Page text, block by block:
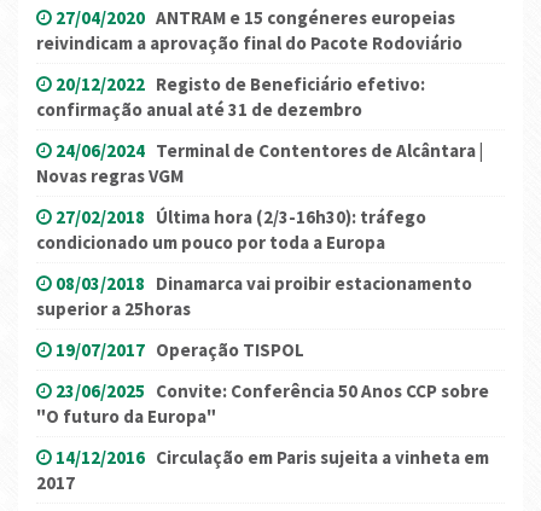
27/04/2020 ANTRAM e 15 congéneres europeias
reivindicam a aprovação final do Pacote Rodoviário
20/12/2022 Registo de Beneficiário efetivo:
confirmação anual até 31 de dezembro
24/06/2024 Terminal de Contentores de Alcântara |
Novas regras VGM
27/02/2018 Última hora (2/3-16h30): tráfego
condicionado um pouco por toda a Europa
08/03/2018 Dinamarca vai proibir estacionamento
superior a 25horas
19/07/2017 Operação TISPOL
23/06/2025 Convite: Conferência 50 Anos CCP sobre
"O futuro da Europa"
14/12/2016 Circulação em Paris sujeita a vinheta em
2017